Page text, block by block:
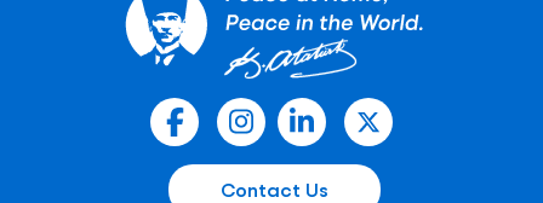
Contact Us